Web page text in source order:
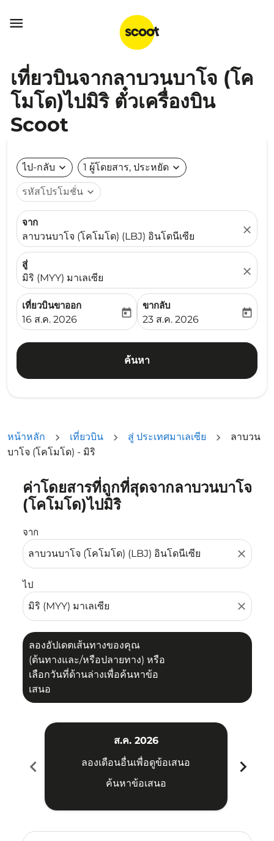

เที่ยวบินจากลาบวนบาโจ (โค
โมโด)ไปมิริ ตั๋วเครื่องบิน
Scoot
ไป-กลับ expand_more 1 ผู้โดยสาร, ประหยัด expand_more
รหัสโปรโมชั่น expand_more
จาก
ลาบวนบาโจ (โคโมโด) (LBJ) อินโดนีเซีย
close
สู่
มิริ (MYY) มาเลเซีย
close
เที่ยวบินขาออก
fc-booking-departure-date-aria-label
16 ส.ค. 2026
today
ขากลับ
fc-booking-return-date-
23 ส.ค. 2026
today
ค้นหา
หน้าหลัก เที่ยวบิน สู่ ประเทศมาเลเซีย
ลาบวน
บาโจ (โคโมโด) - มิริ
ค่าโดยสารที่ถูกที่สุดจากลาบวนบาโจ
(โคโมโด)ไปมิริ
จาก
close
ไป
close
ลองอัปเดตเส้นทางของคุณ
(ต้นทางและ/หรือปลายทาง) หรือ
เลือกวันที่ด้านล่างเพื่อค้นหาข้อ
เสนอ
ลองอัปเดตเส้นทางของคุณ (ต้นทางและ/หรือปลายทาง) หรื
chevron_left
ส.ค. 2026
ลองเดือนอื่นเพื่อดูข้อเสนอ
ค้นหาข้อเสนอ
chevron_right